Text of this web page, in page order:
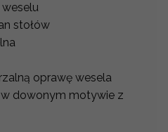
weselu
stołów
oprawę wesela
dowonym motywie z